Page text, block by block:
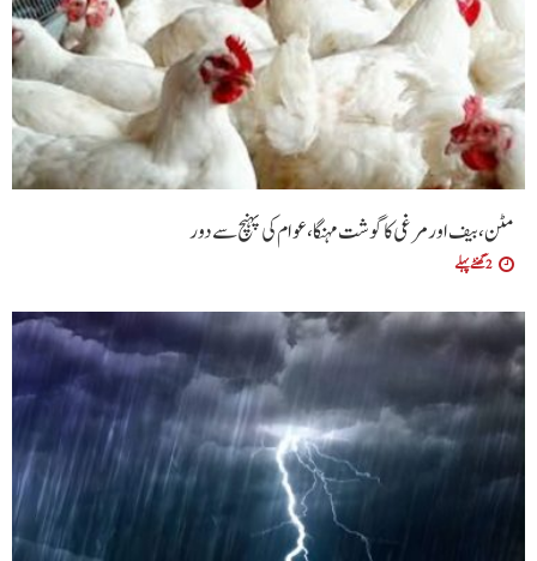
مٹن، بیف اور مرغی کا گوشت مہنگا، عوام کی پہنچ سے دور
2 گھنٹے پہلے